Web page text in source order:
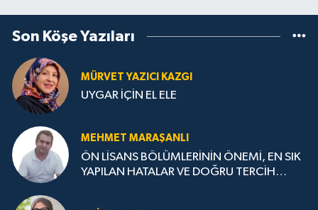
Son Köşe Yazıları
MÜRVET YAZICI KAZGI
UYGAR İÇİN EL ELE
MEHMET MARAŞANLI
ÖN LİSANS BÖLÜMLERİNİN ÖNEMİ, EN SIK
YAPILAN HATALAR VE DOĞRU TERCİH